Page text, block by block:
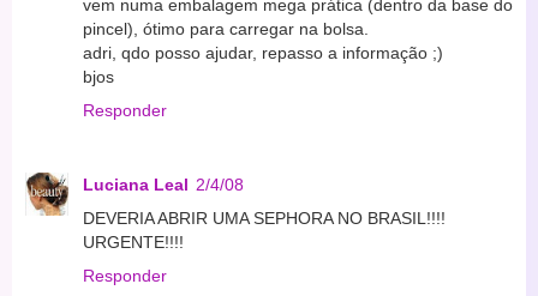
vem numa embalagem mega prática (dentro da base do
pincel), ótimo para carregar na bolsa.
adri, qdo posso ajudar, repasso a informação ;)
bjos
Responder
Luciana Leal 2/4/08
DEVERIA ABRIR UMA SEPHORA NO BRASIL!!!!
URGENTE!!!!
Responder